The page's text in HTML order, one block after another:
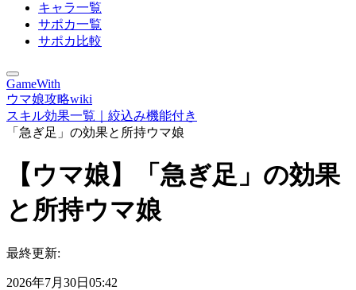
キャラ一覧
サポカ一覧
サポカ比較
GameWith
ウマ娘攻略wiki
スキル効果一覧｜絞込み機能付き
「急ぎ足」の効果と所持ウマ娘
【ウマ娘】「急ぎ足」の効果
と所持ウマ娘
最終更新:
2026年7月30日05:42